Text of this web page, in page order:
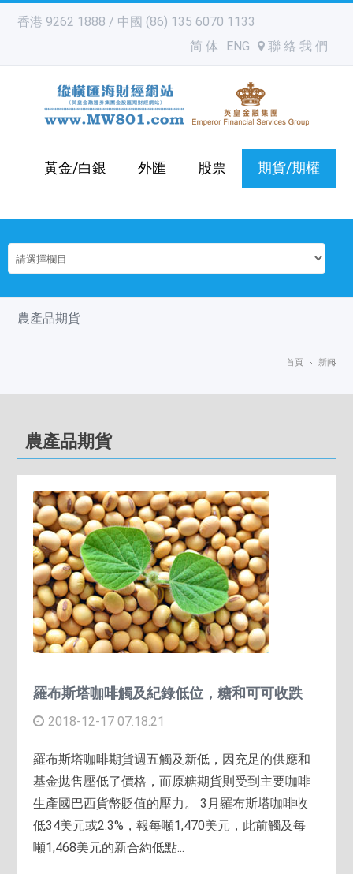
香港 9262 1888 / 中國 (86) 135 6070 1133
简 体
ENG 聯 絡 我 們
黃金/白銀 外匯 股票 期貨/期權
農產品期貨
首頁 新闻
農產品期貨
羅布斯塔咖啡觸及紀錄低位，糖和可可收跌
2018-12-17 07:18:21
羅布斯塔咖啡期貨週五觸及新低，因充足的供應和
基金拋售壓低了價格，而原糖期貨則受到主要咖啡
生產國巴西貨幣貶值的壓力。 3月羅布斯塔咖啡收
低34美元或2.3%，報每噸1,470美元，此前觸及每
噸1,468美元的新合約低點...